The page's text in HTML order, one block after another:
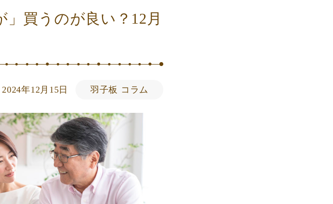
買うのが良い？12月
2024年12月15日 羽子板 コラム